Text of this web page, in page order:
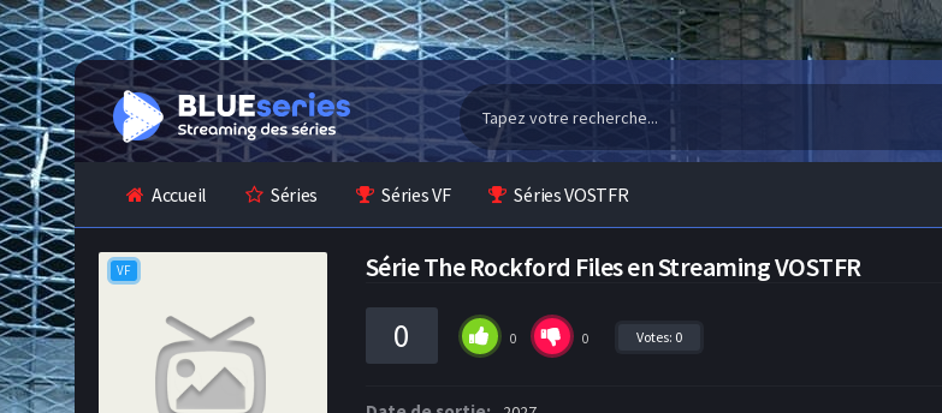
Accueil Séries Séries VF Séries VOSTFR
VF Série The Rockford Files en Streaming VOSTFR
0 0 0 Votes: 0